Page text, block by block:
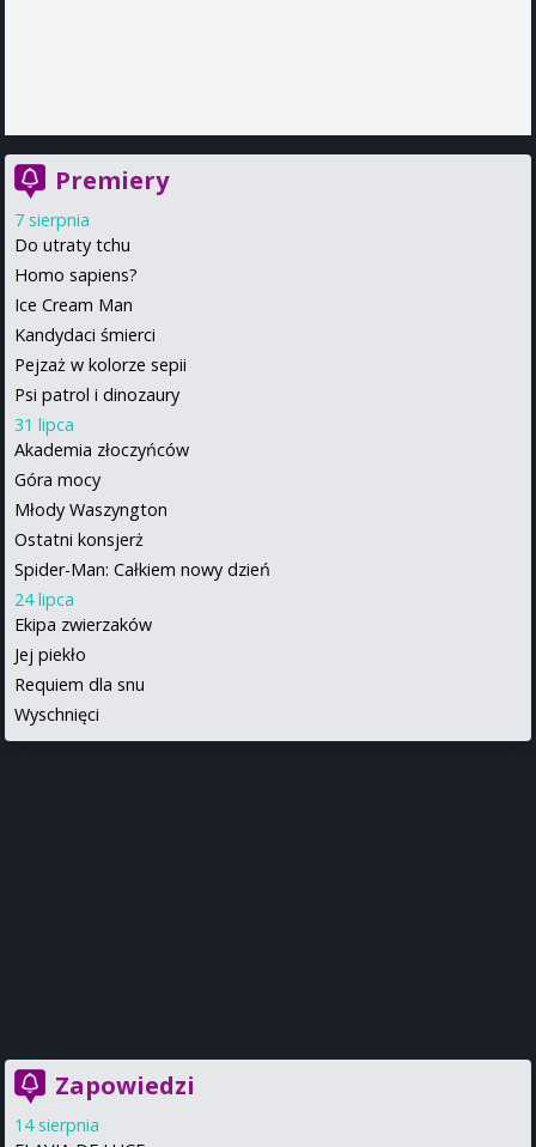
Premiery
7 sierpnia
Do utraty tchu
Homo sapiens?
Ice Cream Man
Kandydaci śmierci
Pejzaż w kolorze sepii
Psi patrol i dinozaury
31 lipca
Akademia złoczyńców
Góra mocy
Młody Waszyngton
Ostatni konsjerż
Spider-Man: Całkiem nowy dzień
24 lipca
Ekipa zwierzaków
Jej piekło
Requiem dla snu
Wyschnięci
Zapowiedzi
14 sierpnia